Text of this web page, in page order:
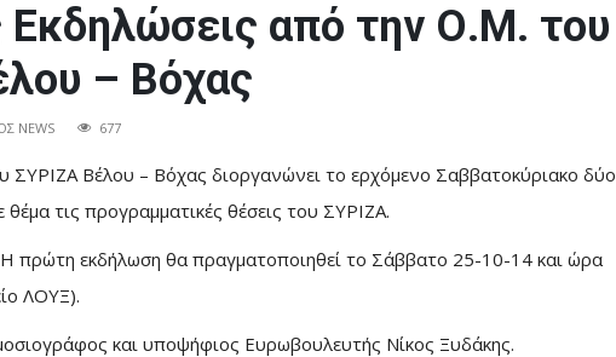
Εκδηλώσεις από την Ο.Μ. του
– Βόχας
NEWS 677
Βέλου – Βόχας διοργανώνει το ερχόμενο Σαββατοκύριακο δύο
θέμα τις προγραμματικές θέσεις του ΣΥΡΙΖΑ.
Η πρώτη εκδήλωση θα πραγματοποιηθεί το Σάββατο 25-10-14 και ώρα
ΛΟΥΞ).
και υποψήφιος Ευρωβουλευτής Νίκος Ξυδάκης.